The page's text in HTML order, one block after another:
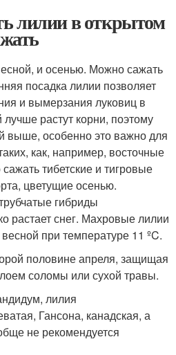
лилии в открытом
и осенью. Можно сажать
посадка лилии позволяет
и вымерзания луковиц в
растут корни, поэтому
выше, особенно это важно для
как, например, восточные
тибетские и тигровые
цветущие осенью.
гибриды
растает снег. Махровые лилии
при температуре 11 ºC.
половине апреля, защищая
соломы или сухой травы.
лилия
Гансона, канадская, а
не рекомендуется